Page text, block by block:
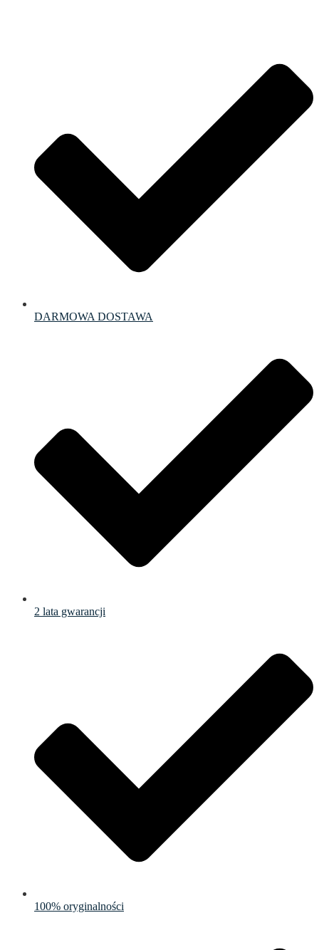
DARMOWA DOSTAWA
2 lata gwarancji
100% oryginalności